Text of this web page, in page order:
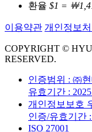
환율 $1 = ￦
이용약관 개인정보
COPYRIGHT ©
RESERVED.
인증범위 : ㈜
유효기간 :
개인정보보호
인증/유효기간 :
ISO 27001